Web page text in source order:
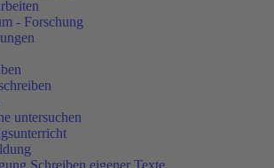
- Forschung
untersuchen
Schreiben eigener Texte